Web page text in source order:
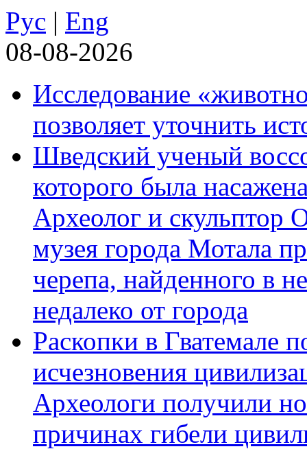
Рус | Eng
08-08-2026
Исследование
позволяет уточнить
Шведский ученый
которого была
Археолог и скульптор
музея города Мотала
черепа, найденного в
недалеко от города
Раскопки в Гватемале
исчезновения
Археологи получили
причинах гибели